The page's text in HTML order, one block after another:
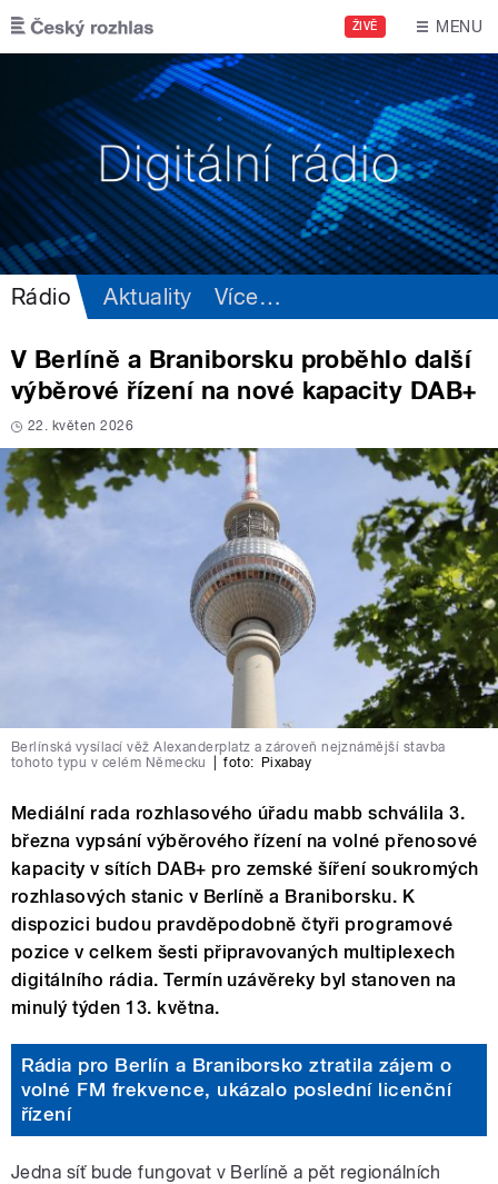
Přejít k hlavnímu obsahu
ŽIVĚ MENU
Rádio Aktuality Více…
V Berlíně a Braniborsku proběhlo další
výběrové řízení na nové kapacity DAB+
22. květen 2026
Berlínská vysílací věž Alexanderplatz a zároveň nejznámější stavba
tohoto typu v celém Německu
foto: Pixabay
Mediální rada rozhlasového úřadu mabb schválila 3.
března vypsání výběrového řízení na volné přenosové
kapacity v sítích DAB+ pro zemské šíření soukromých
rozhlasových stanic v Berlíně a Braniborsku. K
dispozici budou pravděpodobně čtyři programové
pozice v celkem šesti připravovaných multiplexech
digitálního rádia. Termín uzávěreky byl stanoven na
minulý týden 13. května.
Rádia pro Berlín a Braniborsko ztratila zájem o
volné FM frekvence, ukázalo poslední licenční
řízení
Jedna síť bude fungovat v Berlíně a pět regionálních